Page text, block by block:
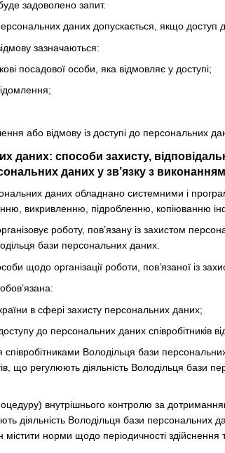
задоволено запит.
даних допускається, якщо доступ
зазначаються:
посадової особи, яка відмовляє у доступі;
або відмову із доступі до персональних
даних: способи захисту,
даних у зв’язку з
даних обладнано системними і
викривленню, підробленню, копіюванню
роботу, пов’язану із захистом
бази персональних даних.
щодо організації роботи, пов’язаної із
в сфері захисту персональних даних;
до персональних даних співробітників
співробітниками Володільця бази
що регулюють діяльність Володільця бази
внутрішнього контролю за
діяльність Володільця бази
норми щодо періодичності здійснення